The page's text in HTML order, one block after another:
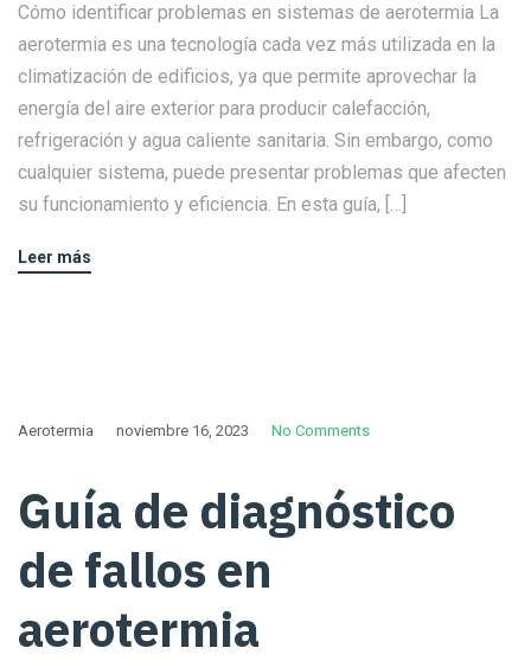
Cómo identificar problemas en sistemas de aerotermia La
aerotermia es una tecnología cada vez más utilizada en la
climatización de edificios, ya que permite aprovechar la
energía del aire exterior para producir calefacción,
refrigeración y agua caliente sanitaria. Sin embargo, como
cualquier sistema, puede presentar problemas que afecten
su funcionamiento y eficiencia. En esta guía, […]
Leer más
Aerotermia noviembre 16, 2023 No Comments
Guía de diagnóstico
de fallos en
aerotermia